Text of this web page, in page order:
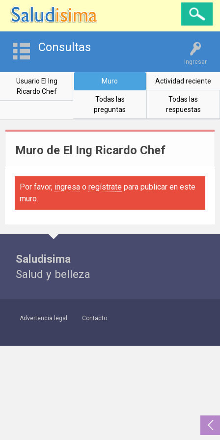
Ingresar
Consultas
Usuario El Ing
Ricardo Chef
Muro Actividad reciente
Todas las
preguntas
Todas las
respuestas
Muro de El Ing Ricardo Chef
Por favor, ingresa o regístrate para publicar en este
muro.
Saludisima
Salud y belleza
Advertencia legal Contacto